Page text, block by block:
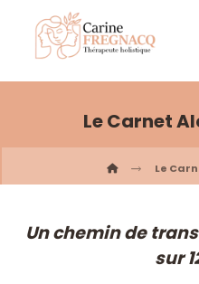
Le Carnet
Le
Un chemin de
sur